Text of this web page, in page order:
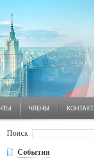
Поиск
События